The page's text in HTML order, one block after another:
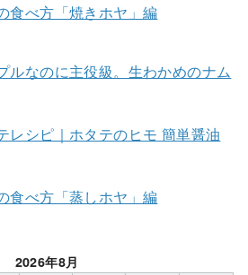
食べ方「焼きホヤ」編
ルなのに主役級。生わかめのナム
レシピ｜ホタテのヒモ 簡単醤油
食べ方「蒸しホヤ」編
2026年8月